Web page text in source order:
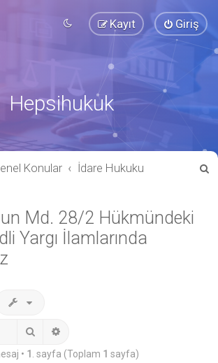
Giriş
Kayıt
Hepsihukuk
Konular İdare Hukuku
Md. 28/2 Hükmündeki
Yargı İlamlarında
• 1 . sayfa (Toplam 1 sayfa)